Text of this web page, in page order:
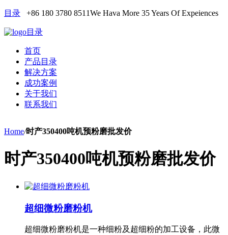
目录 +86 180 3780 8511We Hava More 35 Years Of Expeiences
目录
首页
产品目录
解决方案
成功案例
关于我们
联系我们
Home/时产350400吨机预粉磨批发价
时产350400吨机预粉磨批发价
超细微粉磨粉机
超细微粉磨粉机是一种细粉及超细粉的加工设备，此微